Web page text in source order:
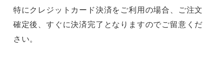
特にクレジットカード決済をご利用の場合、ご注文
確定後、すぐに決済完了となりますのでご留意くだ
さい。